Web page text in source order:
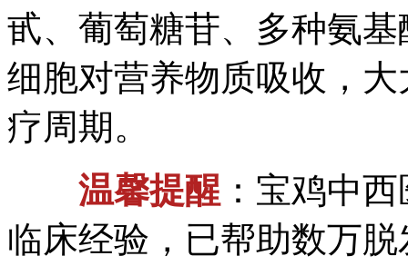
甙、葡萄糖苷、多种氨
细胞对营养物质吸收，
疗周期。
温馨提醒 ：宝鸡中
临床经验，已帮助数万